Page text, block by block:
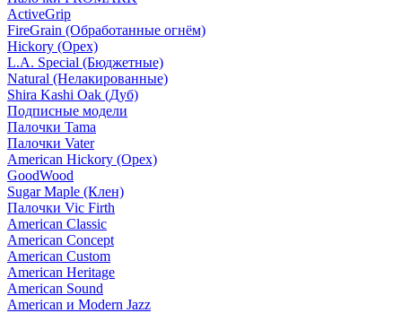
ActiveGrip
FireGrain (Обработанные огнём)
Hickory (Орех)
L.A. Special (Бюджетные)
Natural (Нелакированные)
Shira Kashi Oak (Дуб)
Подписные модели
Палочки Tama
Палочки Vater
American Hickory (Орех)
GoodWood
Sugar Maple (Клен)
Палочки Vic Firth
American Classic
American Concept
American Custom
American Heritage
American Sound
American и Modern Jazz